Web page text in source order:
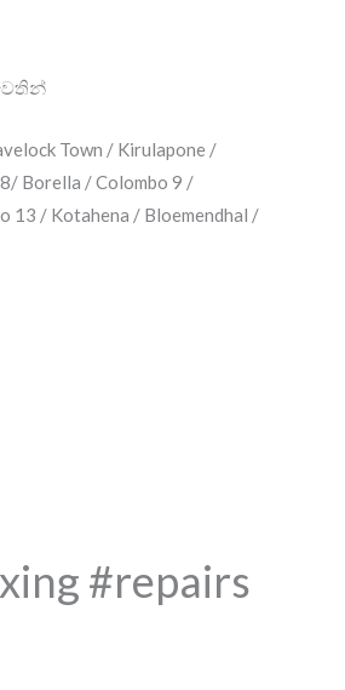
Town / Kirulapone /
Borella / Colombo 9 /
13 / Kotahena / Bloemendhal /
#repairs